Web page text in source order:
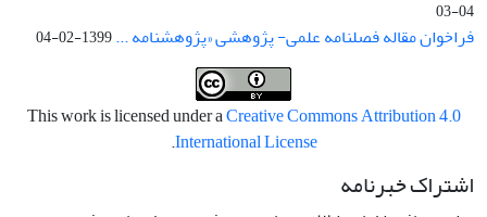
04-03
فراخوان مقاله فصلنامه علمی- پژوهشی «پژوهشنامه ...1399-02-04
This work is licensed under aCreative Commons Attribution 4.0
International License
.
اشتراک خبرنامه